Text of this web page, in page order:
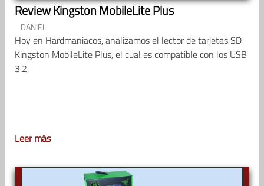
Review Kingston MobileLite Plus
DANIEL
Hoy en Hardmaniacos, analizamos el lector de tarjetas SD
Kingston MobileLite Plus, el cual es compatible con los USB
3.2,
Leer más